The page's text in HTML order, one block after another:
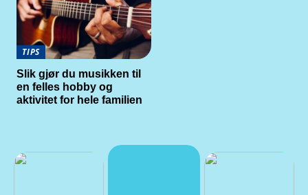
TIPS
Slik gjør du musikken til
en felles hobby og
aktivitet for hele familien